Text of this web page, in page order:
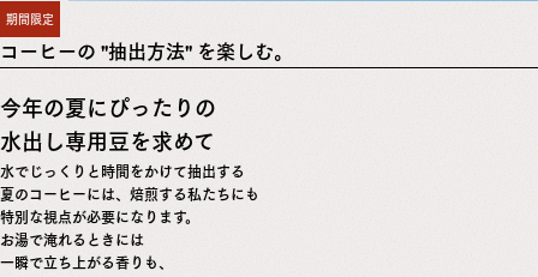
期間限定
コーヒーの "抽出方法" を楽しむ。
今年の夏にぴったりの
水出し専用豆を求めて
水でじっくりと時間をかけて抽出する
夏のコーヒーには、焙煎する私たちにも
特別な視点が必要になります。
お湯で淹れるときには
一瞬で立ち上がる香りも、